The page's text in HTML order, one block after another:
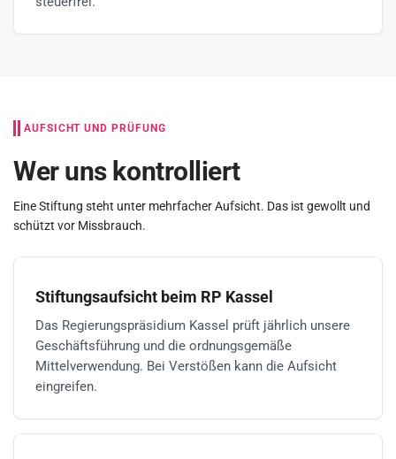
AUFSICHT UND PRÜFUNG
Wer uns kontrolliert
Eine Stiftung steht unter mehrfacher Aufsicht. Das ist gewollt und
schützt vor Missbrauch.
Stiftungsaufsicht beim RP Kassel
Das Regierungspräsidium Kassel prüft jährlich unsere
Geschäftsführung und die ordnungsgemäße
Mittelverwendung. Bei Verstößen kann die Aufsicht
eingreifen.